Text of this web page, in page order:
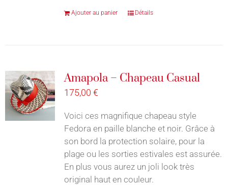
Ajouter au panier Détails
Amapola – Chapeau Casual
175,00 €
Voici ces magnifique chapeau style
Fedora en paille blanche et noir. Grâce à
son bord la protection solaire, pour la
plage ou les sorties estivales est assurée.
En plus vous aurez un joli look très
original haut en couleur.